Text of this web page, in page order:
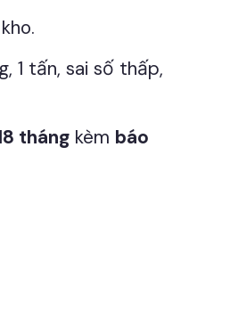
1 tấn, sai số thấp,
tháng kèm báo